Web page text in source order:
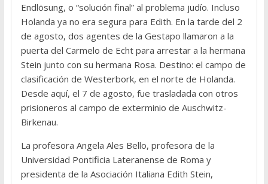
Endlösung, o “solución final” al problema judío. Incluso
Holanda ya no era segura para Edith. En la tarde del 2
de agosto, dos agentes de la Gestapo llamaron a la
puerta del Carmelo de Echt para arrestar a la hermana
Stein junto con su hermana Rosa. Destino: el campo de
clasificación de Westerbork, en el norte de Holanda.
Desde aquí, el 7 de agosto, fue trasladada con otros
prisioneros al campo de exterminio de Auschwitz-
Birkenau.
La profesora Angela Ales Bello, profesora de la
Universidad Pontificia Lateranense de Roma y
presidenta de la Asociación Italiana Edith Stein,